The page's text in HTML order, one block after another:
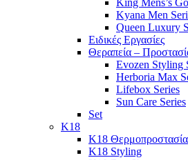
Kyana Men
Queen Luxury
Ειδικές Εργασίες
Θεραπεία –
Evozen Styling
Herboria Max
Lifebox Series
Sun Care Series
Set
K18
K18 Θερμοπροστασία
K18 Styling